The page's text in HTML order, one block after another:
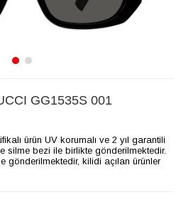
GG1535S 001
ürün UV korumalı ve 2 yıl garantili
silme bezi ile birlikte gönderilmektedir.
gönderilmektedir, kilidi açılan ürünler